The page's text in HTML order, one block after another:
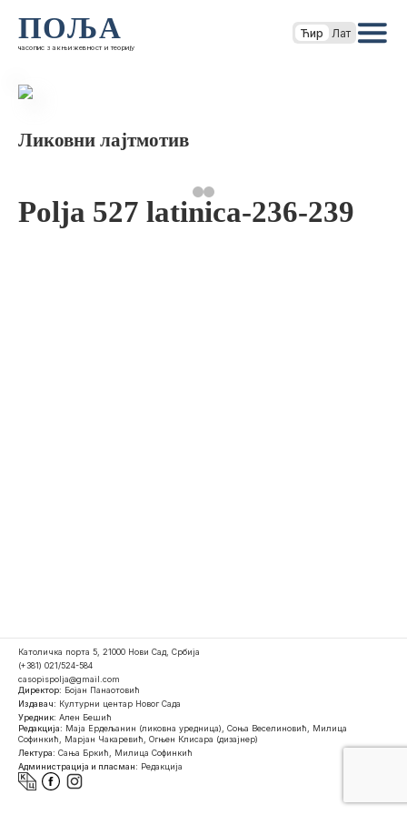
ПОЉА
часопис за књижевност и теорију
Ћир Лат
Ликовни лајтмотив
Polja 527 latinica-236-239
Католичка порта 5, 21000 Нови Сад, Србија
(+381) 021/524-584
casopispolja@gmail.com
Директор: Бојан Панаотовић
Издавач: Културни центар Новог Сада
Уредник: Ален Бешић
Редакција: Маја Ердељанин (ликовна уредница), Соња Веселиновић, Милица
Софинкић, Марјан Чакаревић, Огњен Клисара (дизајнер)
Лектура: Сања Бркић, Милица Софинкић
Администрација и пласман: Редакција